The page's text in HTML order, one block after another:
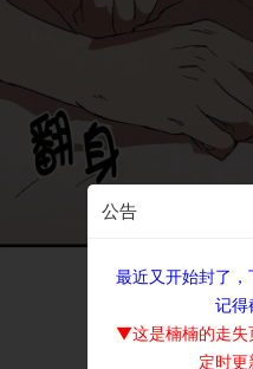
公告
最近又开始封了
记得
▼这是楠楠的走失
定时更